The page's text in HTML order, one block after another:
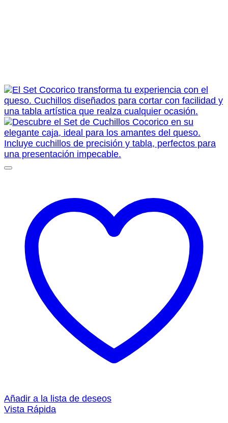
Añadir a la lista de deseos
Vista Rápida